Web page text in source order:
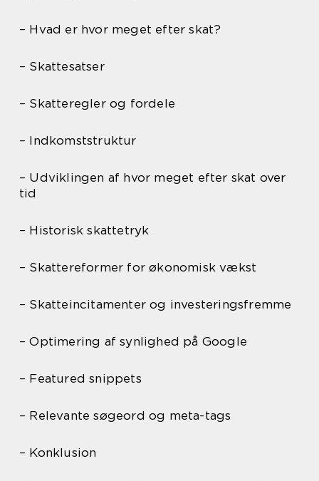
– Hvad er hvor meget efter skat?
– Skattesatser
– Skatteregler og fordele
– Indkomststruktur
– Udviklingen af hvor meget efter skat over
tid
– Historisk skattetryk
– Skattereformer for økonomisk vækst
– Skatteincitamenter og investeringsfremme
– Optimering af synlighed på Google
– Featured snippets
– Relevante søgeord og meta-tags
– Konklusion